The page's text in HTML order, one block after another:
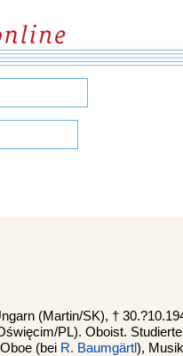
(Martin/SK), †
PL). Oboist.
(bei R. Baumgärtl),